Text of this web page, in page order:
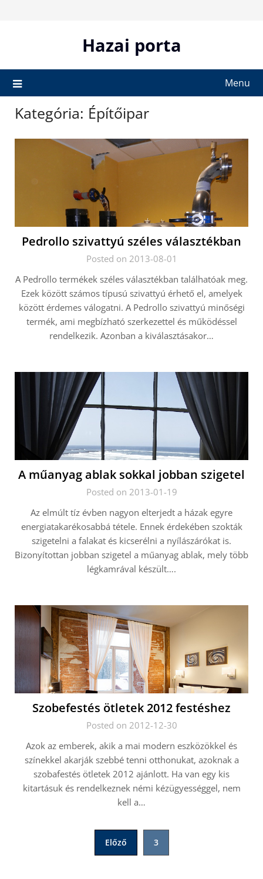
Hazai porta
Menu
Kategória: Építőipar
Pedrollo szivattyú széles választékban
Posted on 2013-08-01
A Pedrollo termékek széles választékban találhatóak meg.
Ezek között számos típusú szivattyú érhető el, amelyek
között érdemes válogatni. A Pedrollo szivattyú minőségi
termék, ami megbízható szerkezettel és működéssel
rendelkezik. Azonban a kiválasztásakor…
A műanyag ablak sokkal jobban szigetel
Posted on 2013-01-19
Az elmúlt tíz évben nagyon elterjedt a házak egyre
energiatakarékosabbá tétele. Ennek érdekében szokták
szigetelni a falakat és kicserélni a nyílászárókat is.
Bizonyítottan jobban szigetel a műanyag ablak, mely több
légkamrával készült….
Szobefestés ötletek 2012 festéshez
Posted on 2012-12-30
Azok az emberek, akik a mai modern eszközökkel és
színekkel akarják szebbé tenni otthonukat, azoknak a
szobafestés ötletek 2012 ajánlott. Ha van egy kis
kitartásuk és rendelkeznek némi kézügyességgel, nem
kell a…
Előző 3